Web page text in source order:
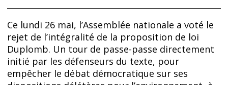
Ce lundi 26 mai, l’Assemblée nationale a voté le
rejet de l’intégralité de la proposition de loi
Duplomb. Un tour de passe-passe directement
initié par les défenseurs du texte, pour
empêcher le débat démocratique sur ses